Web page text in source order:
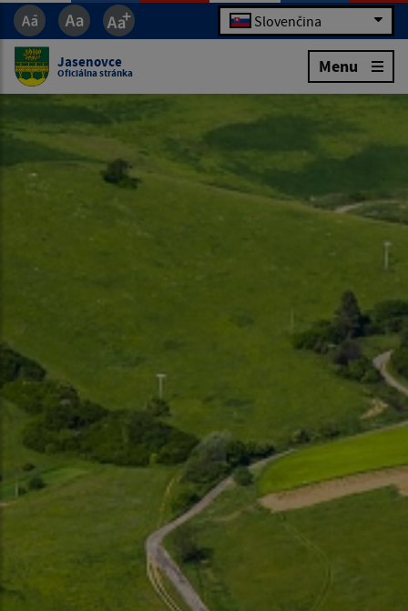
Slovenčina
Jasenovce
Oficiálna stránka Menu